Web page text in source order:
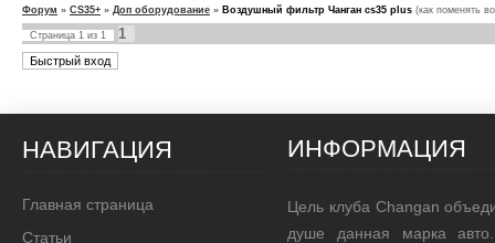
Форум » CS35+ » Доп оборудование » Воздушный фильтр Чанган cs35 plus (как поменять
Страница 1 из 1 1
НАВИГАЦИЯ
Главная страница
Статьи
ИНФОРМАЦИЯ
Цель клуба Changan
душе данная марка